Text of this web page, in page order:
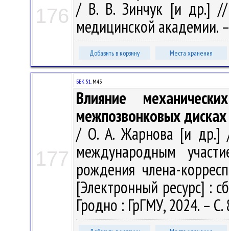
176 / В. В. Зинчук [и др.] //
медицинской академии.
Добавить в корзину Места хранения
177
ББК 51.М43
Влияние
межпозвонковых
/ О. А. Жарнова [и др.]
международным
рождения члена-
[Электронный ресурс] :
Гродно : ГрГМУ, 2024. –